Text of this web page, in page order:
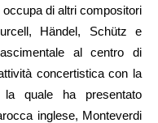
di altri compositori
Händel, Schütz e
al centro di
concertistica con la
la quale ha presentato
inglese, Monteverdi